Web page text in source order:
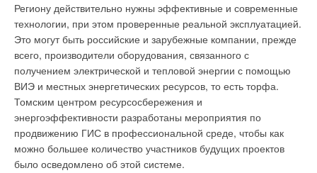
Региону действительно нужны эффективные и современные
технологии, при этом проверенные реальной эксплуатацией.
Это могут быть российские и зарубежные компании, прежде
всего, производители оборудования, связанного с
получением электрической и тепловой энергии с помощью
ВИЭ и местных энергетических ресурсов, то есть торфа.
Томским центром ресурсосбережения и
энергоэффективности разработаны мероприятия по
продвижению ГИС в профессиональной среде, чтобы как
можно большее количество участников будущих проектов
было осведомлено об этой системе.
перегрева.
Возможности регулировки системы
Пользовательский уровень
Настройка системы автоматического регулирования Nea
имеет три уровня доступа — пользовательский, сервисный и
экспертный. Пользовательский позволяет легко выставлять
желаемый параметр (например, — желаемую температуру
помещения), переводить систему в «режим вечеринки».